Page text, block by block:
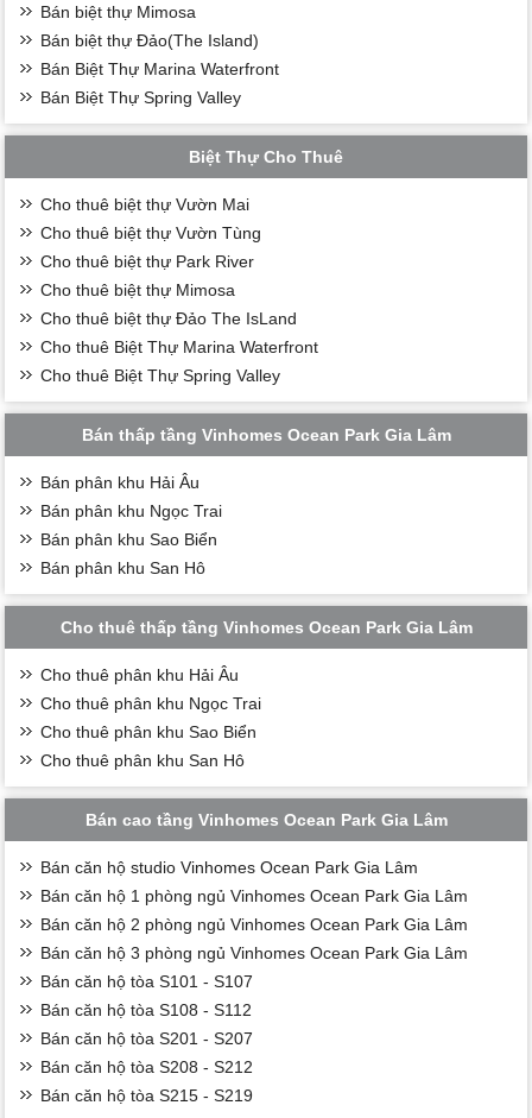
Bán biệt thự Mimosa
Bán biệt thự Đảo(The Island)
Bán Biệt Thự Marina Waterfront
Bán Biệt Thự Spring Valley
Biệt Thự Cho Thuê
Cho thuê biệt thự Vườn Mai
Cho thuê biệt thự Vườn Tùng
Cho thuê biệt thự Park River
Cho thuê biệt thự Mimosa
Cho thuê biệt thự Đảo The IsLand
Cho thuê Biệt Thự Marina Waterfront
Cho thuê Biệt Thự Spring Valley
Bán thấp tầng Vinhomes Ocean Park Gia Lâm
Bán phân khu Hải Âu
Bán phân khu Ngọc Trai
Bán phân khu Sao Biển
Bán phân khu San Hô
Cho thuê thấp tầng Vinhomes Ocean Park Gia Lâm
Cho thuê phân khu Hải Âu
Cho thuê phân khu Ngọc Trai
Cho thuê phân khu Sao Biển
Cho thuê phân khu San Hô
Bán cao tầng Vinhomes Ocean Park Gia Lâm
Bán căn hộ studio Vinhomes Ocean Park Gia Lâm
Bán căn hộ 1 phòng ngủ Vinhomes Ocean Park Gia Lâm
Bán căn hộ 2 phòng ngủ Vinhomes Ocean Park Gia Lâm
Bán căn hộ 3 phòng ngủ Vinhomes Ocean Park Gia Lâm
Bán căn hộ tòa S101 - S107
Bán căn hộ tòa S108 - S112
Bán căn hộ tòa S201 - S207
Bán căn hộ tòa S208 - S212
Bán căn hộ tòa S215 - S219